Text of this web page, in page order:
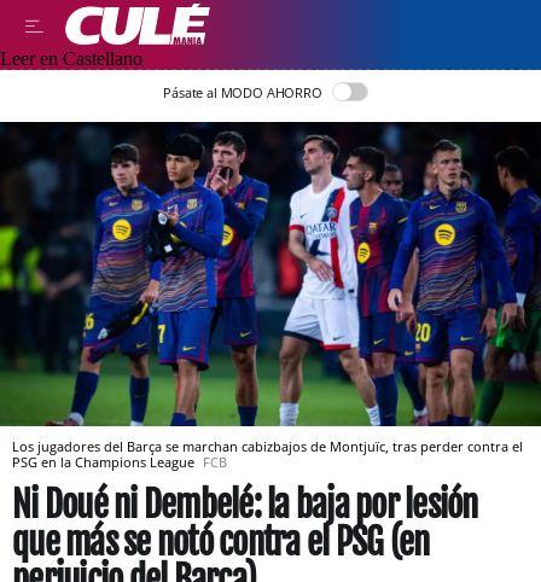
Leer en Castellano
Pásate al MODO AHORRO
Los jugadores del Barça se marchan cabizbajos de Montjuïc, tras perder contra el
PSG en la Champions League FCB
Ni Doué ni Dembelé: la baja por lesión
que más se notó contra el PSG (en